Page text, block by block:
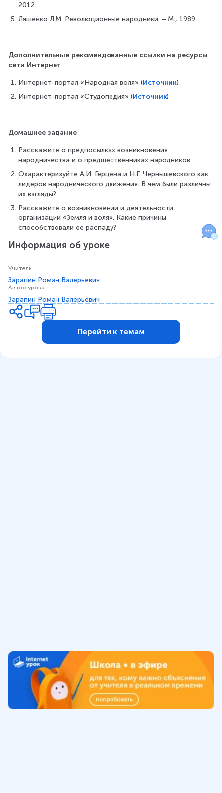
2012.
Ляшенко Л.М. Революционные народники. – М., 1989.
Дополнительные рекомендованные ссылки на ресурсы
сети Интернет
Интернет-портал «Народная воля» (Источник)
Интернет-портал «Студопедия» (Источник)
Домашнее задание
Расскажите о предпосылках возникновения
народничества и о предшественниках народников.
Охарактеризуйте А.И. Герцена и Н.Г. Чернышевского как
лидеров народнического движения. В чем были различны
их взгляды?
Расскажите о возникновении и деятельности
организации «Земля и воля». Какие причины
способствовали ее распаду?
Информация об уроке
Учитель:
Зарапин Роман Валерьевич
Автор урока:
Зарапин Роман Валерьевич
Перейти к темам